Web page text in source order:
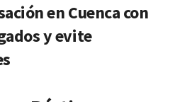
en Cuencacon
y evite